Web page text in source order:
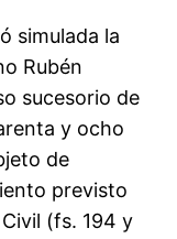
la
Rubén
sucesorio de
y ocho
de
previsto
(fs. 194 y